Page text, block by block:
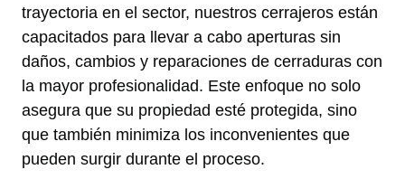
trayectoria en el sector, nuestros cerrajeros están
capacitados para llevar a cabo aperturas sin
daños, cambios y reparaciones de cerraduras con
la mayor profesionalidad. Este enfoque no solo
asegura que su propiedad esté protegida, sino
que también minimiza los inconvenientes que
pueden surgir durante el proceso.